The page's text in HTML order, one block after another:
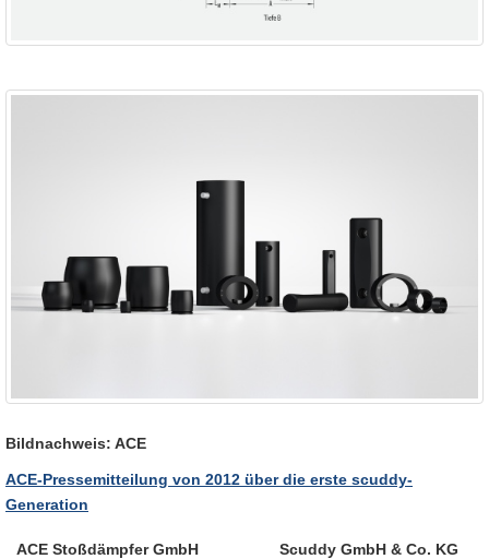
Bildnachweis: ACE
ACE-Pressemitteilung von 2012 über die erste scuddy-
Generation
ACE Stoßdämpfer GmbH
Scuddy GmbH & Co. KG